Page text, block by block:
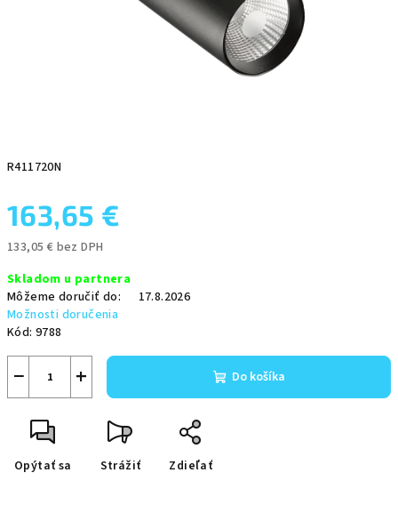
R411720N
163,65 €
133,05 € bez DPH
cena:
Skladom u partnera
Môžeme doručiť do:
17.8.2026
Možnosti doručenia
Kód: 9788
+
− Do košíka
Opýtať sa Strážiť Zdieľať